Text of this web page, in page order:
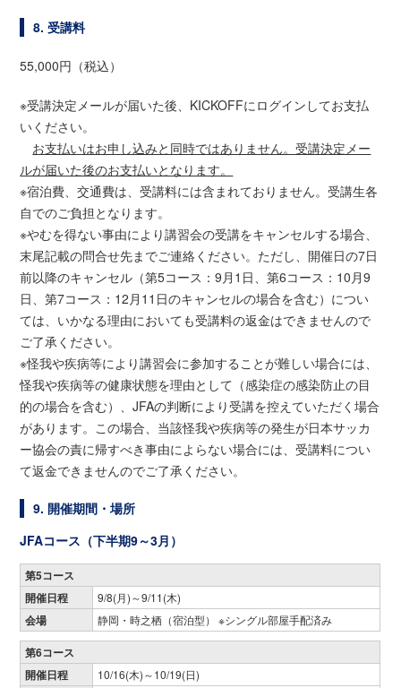
8. 受講料
55,000円（税込）
※受講決定メールが届いた後、KICKOFFにログインしてお支払
いください。
お支払いはお申し込みと同時ではありません。受講決定メー
ルが届いた後のお支払いとなります。
※宿泊費、交通費は、受講料には含まれておりません。受講生各
自でのご負担となります。
※やむを得ない事由により講習会の受講をキャンセルする場合、
末尾記載の問合せ先までご連絡ください。ただし、開催日の7日
前以降のキャンセル（第5コース：9月1日、第6コース：10月9
日、第7コース：12月11日のキャンセルの場合を含む）につい
ては、いかなる理由においても受講料の返金はできませんので
ご了承ください。
※怪我や疾病等により講習会に参加することが難しい場合には、
怪我や疾病等の健康状態を理由として（感染症の感染防止の目
的の場合を含む）、JFAの判断により受講を控えていただく場合
があります。この場合、当該怪我や疾病等の発生が日本サッカ
ー協会の責に帰すべき事由によらない場合には、受講料につい
て返金できませんのでご了承ください。
9. 開催期間・場所
JFAコース（下半期9～3月）
第5コース
開催日程
9/8(月)～9/11(木)
会場 静岡・時之栖（宿泊型） ※シングル部屋手配済み
第6コース
開催日程
10/16(木)～10/19(日)